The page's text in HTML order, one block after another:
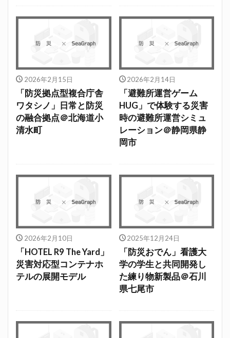
2026年2月15日
「防災拠点型複合庁舎
ワタシノ」日常と防災
の融合拠点＠北海道小
清水町
2026年2月14日
「避難所運営ゲーム
HUG」で体験する災害
時の避難所運営シミュ
レーション＠静岡県静
岡市
2026年2月10日
「HOTEL R9 The Yard」
災害対応型コンテナホ
テルの展開モデル
2025年12月24日
「防災おでん」看護大
学の学生と共同開発し
た練り物新製品＠石川
県七尾市